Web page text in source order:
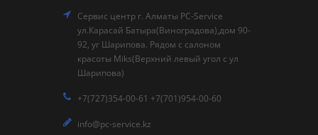
Сервис центр г. Алматы PC-Service
ул.Карасай Батыра(Виноградова),дом 90-
92, уг Шарипова. Рядом с салоном
красоты Miks(Верхний левый угол с ул
Шарипова)
+7(727)354-00-61 +7(701)954-00-60
info@pc-service.kz